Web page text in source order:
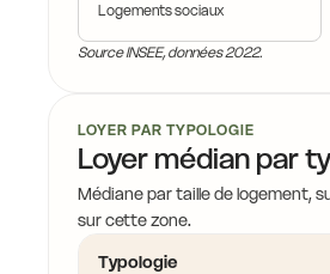
Logements sociaux
Source INSEE, données 2022.
LOYER PAR TYPOLOGIE
Loyer médian par
Médiane par taille de logement,
sur cette zone.
Typologie